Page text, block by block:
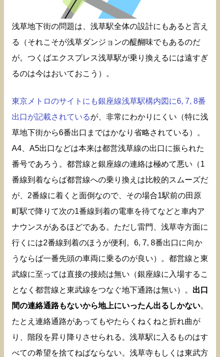
浅草地下街の問題は、浅草駅全体の設計にもあると言え
る（それこそが浅草ダンジョンの醍醐味でもあるのだ
が。つくばエクスプレス浅草駅が乗り換えるには遠すぎ
るのは今はおいておこう）。
東京メトロのサイトにも銀座線浅草駅構内図に6, 7, 8番
出口が記載されているが、非常にわかりにくい（特に浅
草地下街から6番出口まではかなり省略されている）。
A4、A5出口などは本来は都営浅草線の出口に振られた
番号であろう。都営線と銀座線の連絡は極めて悪い（1
番線到着ならば都営線への乗り換えは比較的スムーズだ
が、2番線に着くと面倒なので、その場合1駅前の田原
町駅で降りて次の1番線到着の電車を待てなどと車内ア
ナウンスがあるほどである。ただし雷門、浅草寺方面に
行くには2番線到着のほうが便利。6, 7, 8番出口に向か
うならば一番先頭の車両に乗るのが良い）。都営線と東
武線に至っては直接の接続は無い（銀座線に入場するこ
となく都営線と東武線をつなぐ地下通路は無い）。 出口
間の連絡通路もないから地上にいったん出るしかない。
たとえ連絡通路があってもやたらくねくねと折れ曲が
り、階段を昇り降りさせられる。浅草駅に入るものはす
べての希望を捨てねばならない。浅草寺もしくは東武方